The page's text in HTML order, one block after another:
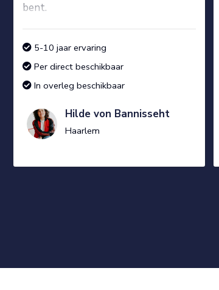
bent.
5-10 jaar ervaring
Per direct beschikbaar
In overleg beschikbaar
Hilde von Bannisseht
Haarlem